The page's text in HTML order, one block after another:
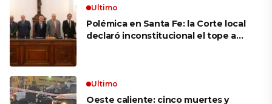
puedo’ no existen en mi vocabulario»
Ultimo
Polémica en Santa Fe: la Corte local
declaró inconstitucional el tope a
Ultimo
Oeste caliente: cinco muertes y